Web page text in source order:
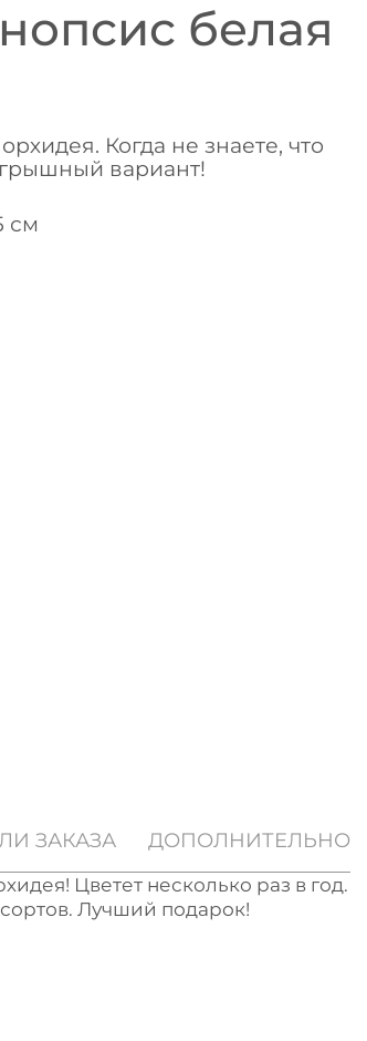
белая
Когда не знаете, что
вариант!
см
ЗАКАЗА ДОПОЛНИТЕЛЬНО
Цветет несколько раз в год.
Лучший подарок!